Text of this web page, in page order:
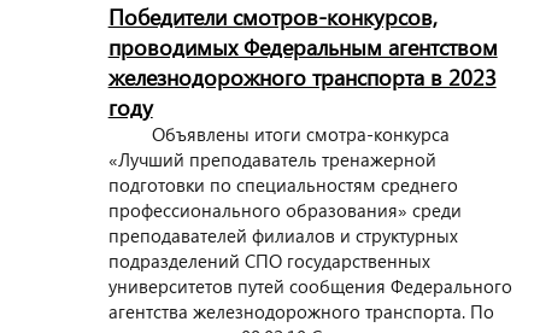
Победители смотров-конкурсов,
проводимых Федеральным агентством
железнодорожного транспорта в 2023
году
Объявлены итоги смотра-конкурса
«Лучший преподаватель тренажерной
подготовки по специальностям среднего
профессионального образования» среди
преподавателей филиалов и структурных
подразделений СПО государственных
университетов путей сообщения Федерального
агентства железнодорожного транспорта. По